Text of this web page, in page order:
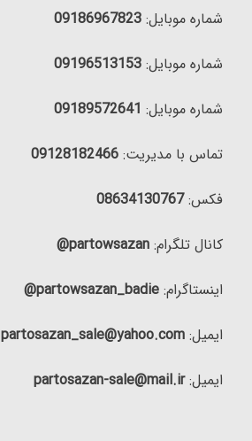
شماره موبایل:09186967823
شماره موبایل:09196513153
شماره موبایل: 09189572641
تماس با مدیریت:09128182466
فکس:08634130767
کانال تلگرام:partowsazan@
اینستاگرام:partowsazan_badie@
ایمیل:partosazan_sale@yahoo.com
ایمیل:partosazan-sale@mail.ir